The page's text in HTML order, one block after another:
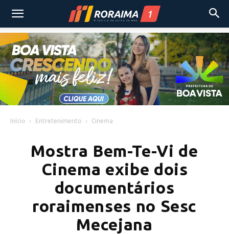
Início Entretenimento Cinema
Mostra Bem-Te-Vi de
Cinema exibe dois
documentários
roraimenses no Sesc
Mecejana